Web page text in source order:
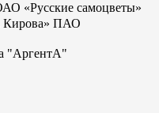
«Русские самоцветы»
ПАО
"АргентА"